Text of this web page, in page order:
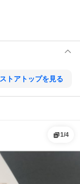
ストアトップを見る
1/4